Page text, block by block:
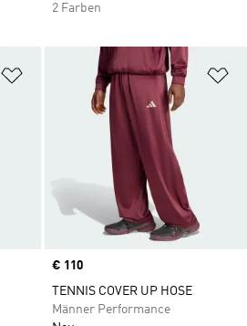
2 Farben
Zur Wunschliste hinzufügen
Price
€ 110
TENNIS COVER UP HOSE
Männer Performance